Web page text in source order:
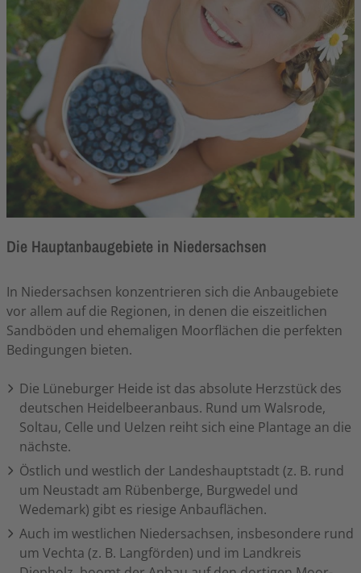
Die Hauptanbaugebiete in Niedersachsen
In Niedersachsen konzentrieren sich die Anbaugebiete
vor allem auf die Regionen, in denen die eiszeitlichen
Sandböden und ehemaligen Moorflächen die perfekten
Bedingungen bieten.
Die Lüneburger Heide ist das absolute Herzstück des
deutschen Heidelbeeranbaus. Rund um Walsrode,
Soltau, Celle und Uelzen reiht sich eine Plantage an die
nächste.
Östlich und westlich der Landeshauptstadt (z. B. rund
um Neustadt am Rübenberge, Burgwedel und
Wedemark) gibt es riesige Anbauflächen.
Auch im westlichen Niedersachsen, insbesondere rund
um Vechta (z. B. Langförden) und im Landkreis